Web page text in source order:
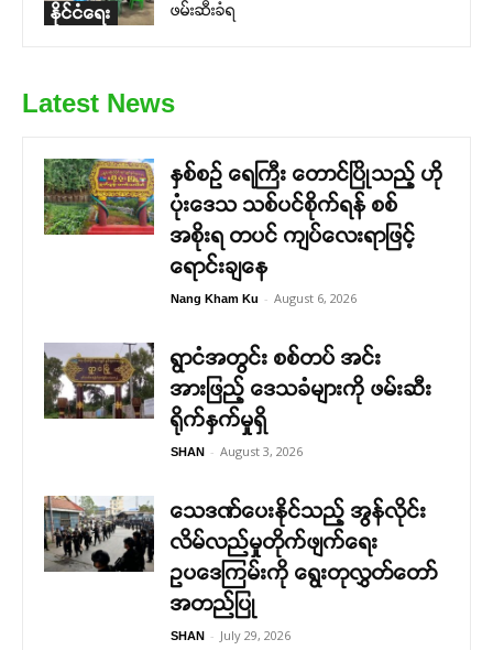
နိုင်ငံရေး
ဖမ်းဆီးခံရ
Latest News
နှစ်စဉ် ရေကြီး တောင်ပြိုသည့် ဟို
ပုံးဒေသ သစ်ပင်စိုက်ရန် စစ်
အစိုးရ တပင် ကျပ်လေးရာဖြင့်
ရောင်းချနေ
Nang Kham Ku - August 6, 2026
ရွာငံအတွင်း စစ်တပ် အင်း
အားဖြည့် ဒေသခံများကို ဖမ်းဆီး
ရိုက်နှက်မှုရှိ
SHAN - August 3, 2026
သေဒဏ်ပေးနိုင်သည့် အွန်လိုင်း
လိမ်လည်မှုတိုက်ဖျက်ရေး
ဥပဒေကြမ်းကို ရွေးတုလွှတ်တော်
အတည်ပြု
SHAN - July 29, 2026